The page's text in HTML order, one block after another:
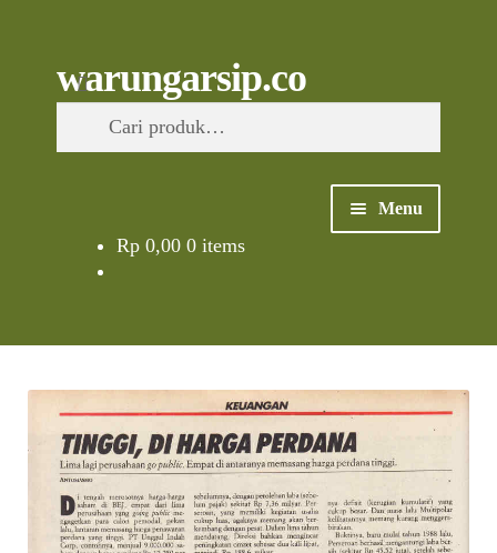
to
navigation
to
content
warungarsip.co
Menu
Foto
Suara
Rp0,00 0 items